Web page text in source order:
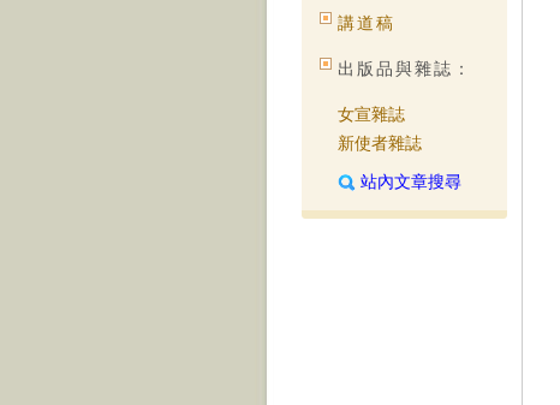
講道稿
出版品與雜誌：
女宣雜誌
新使者雜誌
站內文章搜尋